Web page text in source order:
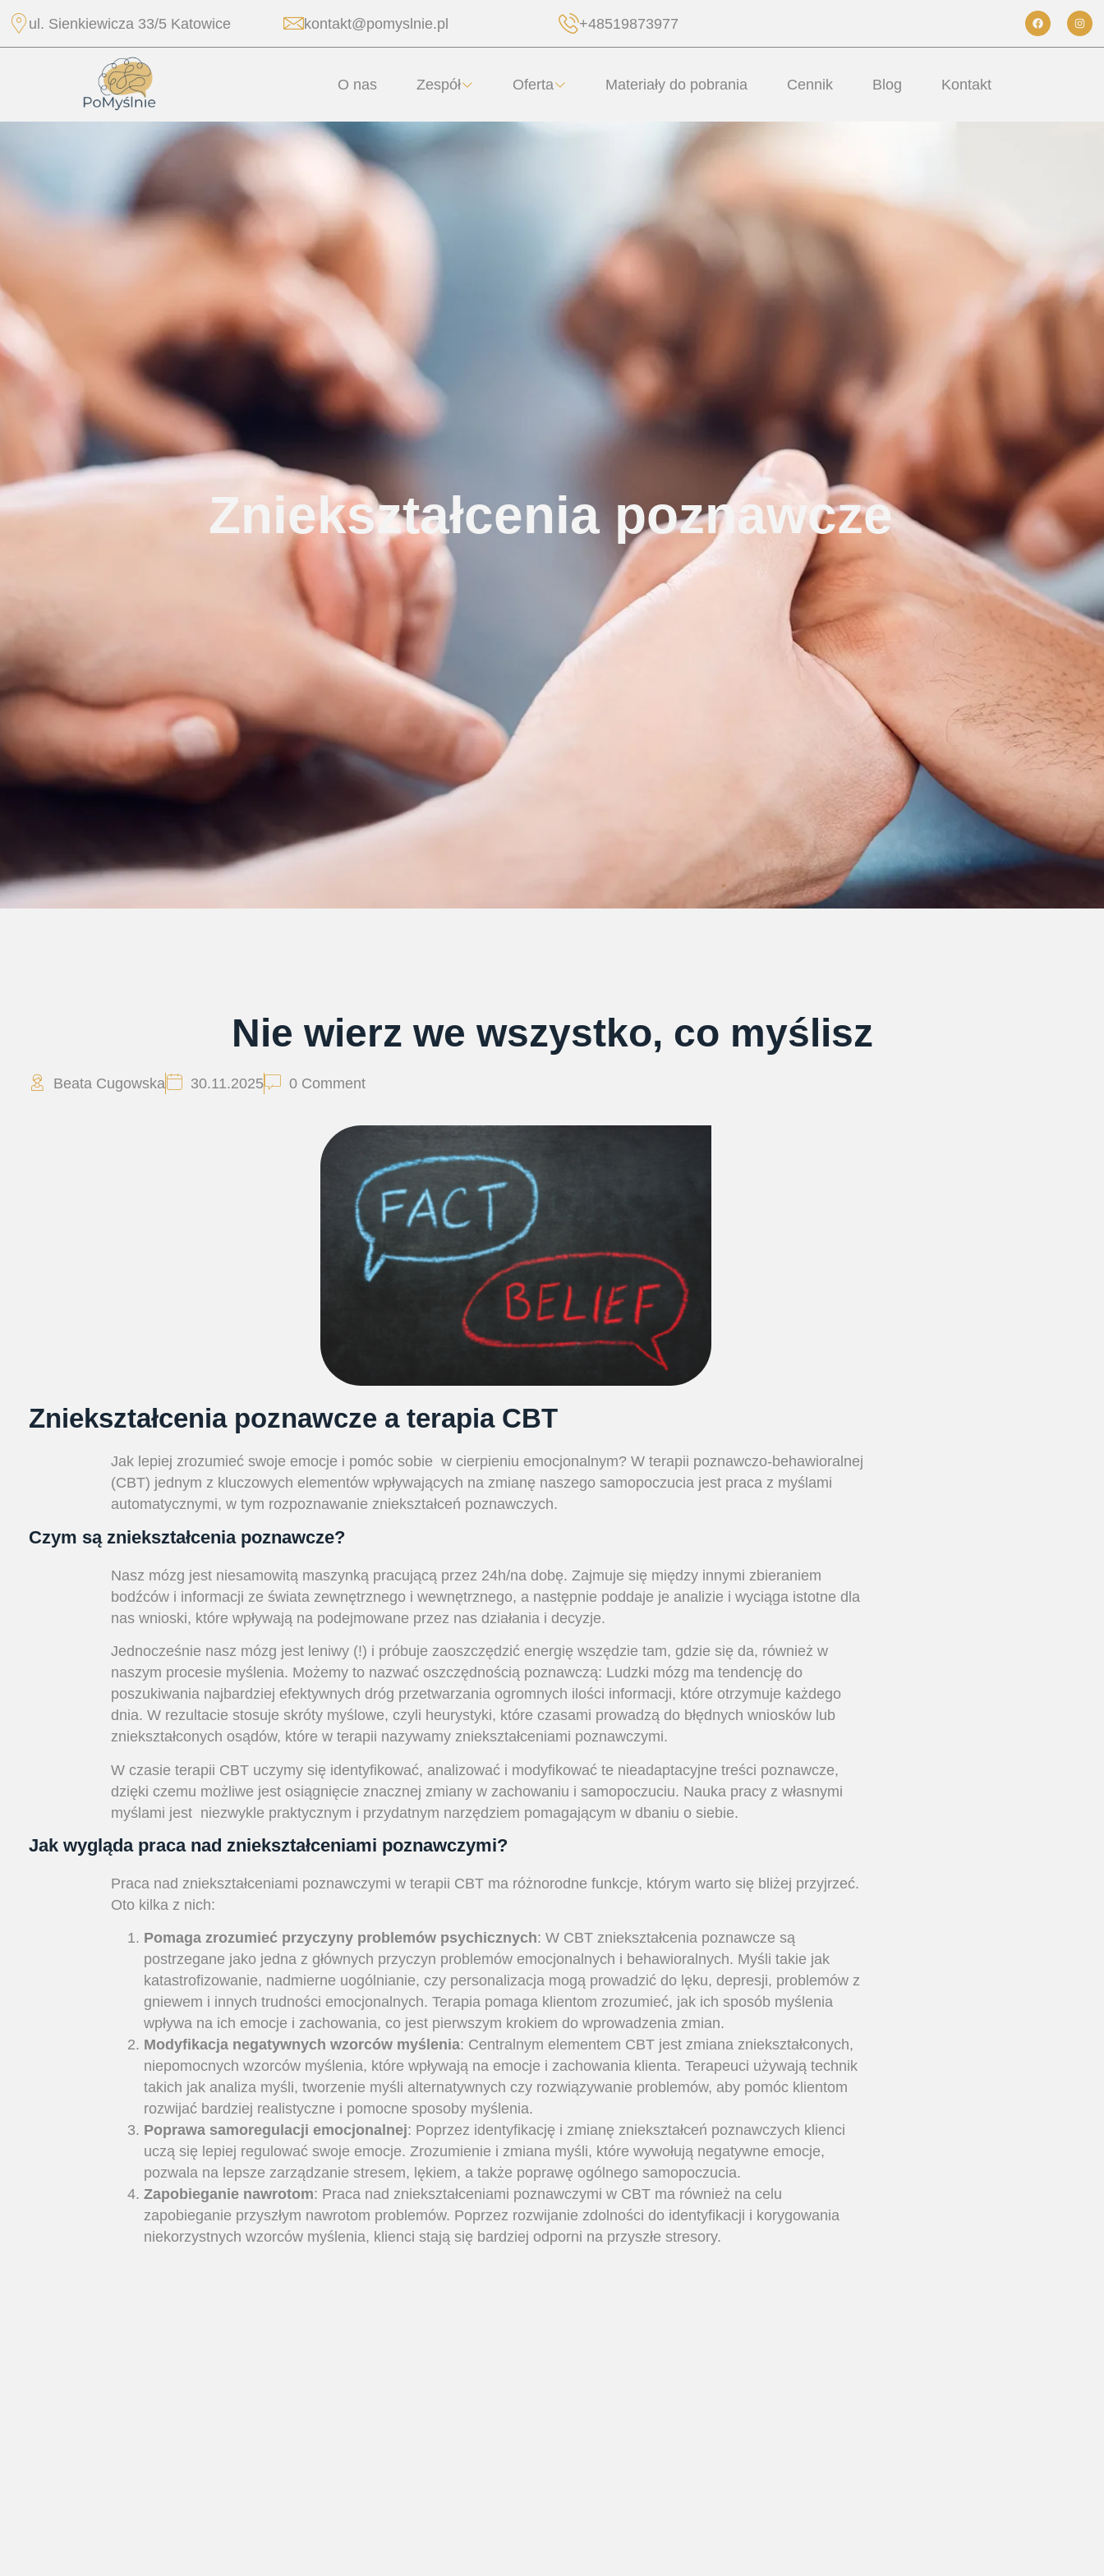
ul. Sienkiewicza 33/5 Katowice kontakt@pomyslnie.pl +48519873977
O nas Zespół Oferta Materiały do pobrania Cennik Blog Kontakt
Zniekształcenia poznawcze
Nie wierz we wszystko, co myślisz
Beata Cugowska 30.11.2025 0 Comment
Zniekształcenia poznawcze a terapia CBT
Jak lepiej zrozumieć swoje emocje i pomóc sobie w cierpieniu emocjonalnym? W terapii poznawczo-behawioralnej
(CBT) jednym z kluczowych elementów wpływających na zmianę naszego samopoczucia jest praca z myślami
automatycznymi, w tym rozpoznawanie zniekształceń poznawczych.
Czym są zniekształcenia poznawcze?
Nasz mózg jest niesamowitą maszynką pracującą przez 24h/na dobę. Zajmuje się między innymi zbieraniem
bodźców i informacji ze świata zewnętrznego i wewnętrznego, a następnie poddaje je analizie i wyciąga istotne dla
nas wnioski, które wpływają na podejmowane przez nas działania i decyzje.
Jednocześnie nasz mózg jest leniwy (!) i próbuje zaoszczędzić energię wszędzie tam, gdzie się da, również w
naszym procesie myślenia. Możemy to nazwać oszczędnością poznawczą: Ludzki mózg ma tendencję do
poszukiwania najbardziej efektywnych dróg przetwarzania ogromnych ilości informacji, które otrzymuje każdego
dnia. W rezultacie stosuje skróty myślowe, czyli heurystyki, które czasami prowadzą do błędnych wniosków lub
zniekształconych osądów, które w terapii nazywamy zniekształceniami poznawczymi.
W czasie terapii CBT uczymy się identyfikować, analizować i modyfikować te nieadaptacyjne treści poznawcze,
dzięki czemu możliwe jest osiągnięcie znacznej zmiany w zachowaniu i samopoczuciu. Nauka pracy z własnymi
myślami jest niezwykle praktycznym i przydatnym narzędziem pomagającym w dbaniu o siebie.
Jak wygląda praca nad zniekształceniami poznawczymi?
Praca nad zniekształceniami poznawczymi w terapii CBT ma różnorodne funkcje, którym warto się bliżej przyjrzeć.
Oto kilka z nich:
Pomaga zrozumieć przyczyny problemów psychicznych: W CBT zniekształcenia poznawcze są
postrzegane jako jedna z głównych przyczyn problemów emocjonalnych i behawioralnych. Myśli takie jak
katastrofizowanie, nadmierne uogólnianie, czy personalizacja mogą prowadzić do lęku, depresji, problemów z
gniewem i innych trudności emocjonalnych. Terapia pomaga klientom zrozumieć, jak ich sposób myślenia
wpływa na ich emocje i zachowania, co jest pierwszym krokiem do wprowadzenia zmian.
Modyfikacja negatywnych wzorców myślenia: Centralnym elementem CBT jest zmiana zniekształconych,
niepomocnych wzorców myślenia, które wpływają na emocje i zachowania klienta. Terapeuci używają technik
takich jak analiza myśli, tworzenie myśli alternatywnych czy rozwiązywanie problemów, aby pomóc klientom
rozwijać bardziej realistyczne i pomocne sposoby myślenia.
Poprawa samoregulacji emocjonalnej: Poprzez identyfikację i zmianę zniekształceń poznawczych klienci
uczą się lepiej regulować swoje emocje. Zrozumienie i zmiana myśli, które wywołują negatywne emocje,
pozwala na lepsze zarządzanie stresem, lękiem, a także poprawę ogólnego samopoczucia.
Zapobieganie nawrotom: Praca nad zniekształceniami poznawczymi w CBT ma również na celu
zapobieganie przyszłym nawrotom problemów. Poprzez rozwijanie zdolności do identyfikacji i korygowania
niekorzystnych wzorców myślenia, klienci stają się bardziej odporni na przyszłe stresory.